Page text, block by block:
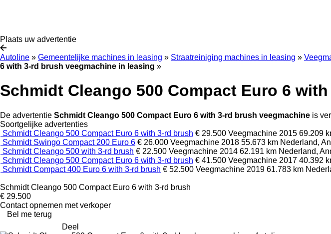
Plaats uw advertentie
Autoline » Gemeentelijke machines in leasing » Straatreiniging machines in leasing »
6 with 3-rd brush veegmachine in leasing »
Schmidt Cleango 500 Compact Euro 6
De advertentie Schmidt Cleango 500 Compact Euro 6 with 3-rd brush veegmachine is
Soortgelijke advertenties
Schmidt Cleango 500 Compact Euro 6 with 3-rd brush € 29.500 Veegmachine 2015 69.209
Schmidt Swingo Compact 200 Euro 6 € 26.000 Veegmachine 2018 55.673 km Nederland,
Schmidt Cleango 500 with 3-rd brush € 22.500 Veegmachine 2014 62.191 km Nederland,
Schmidt Cleango 500 Compact Euro 6 with 3-rd brush € 41.500 Veegmachine 2017 40.392
Schmidt Compact 400 Euro 6 with 3-rd brush € 52.500 Veegmachine 2019 61.783 km
Schmidt Cleango 500 Compact Euro 6 with 3-rd brush
€ 29.500
Contact opnemen met verkoper
Bel me terug
Deel